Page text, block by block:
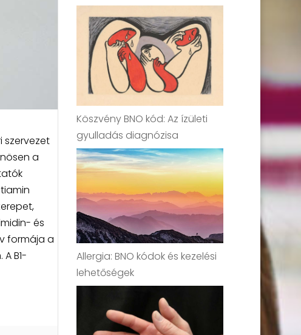
szervezet
a
és
formája a
B1-
Köszvény BNO kód: Az ízületi
gyulladás diagnózisa
Allergia: BNO kódok és kezelési
lehetőségek